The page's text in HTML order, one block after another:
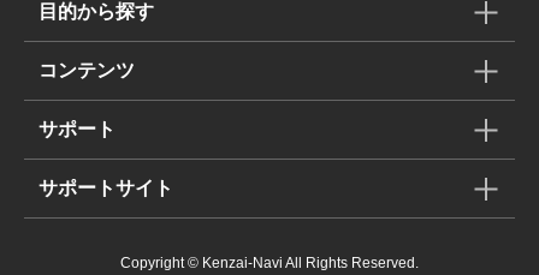
目的から探す
コンテンツ
サポート
サポートサイト
Copyright © Kenzai-Navi All Rights Reserved.